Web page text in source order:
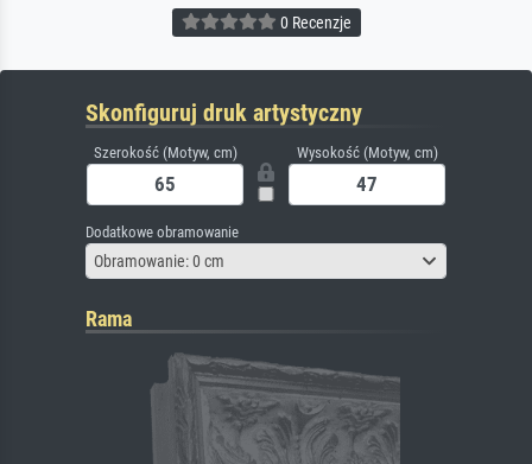
0 Recenzje
Skonfiguruj druk artystyczny
Szerokość (Motyw, cm) Wysokość (Motyw, cm)
Dodatkowe obramowanie
Obramowanie: 0 cm
Rama